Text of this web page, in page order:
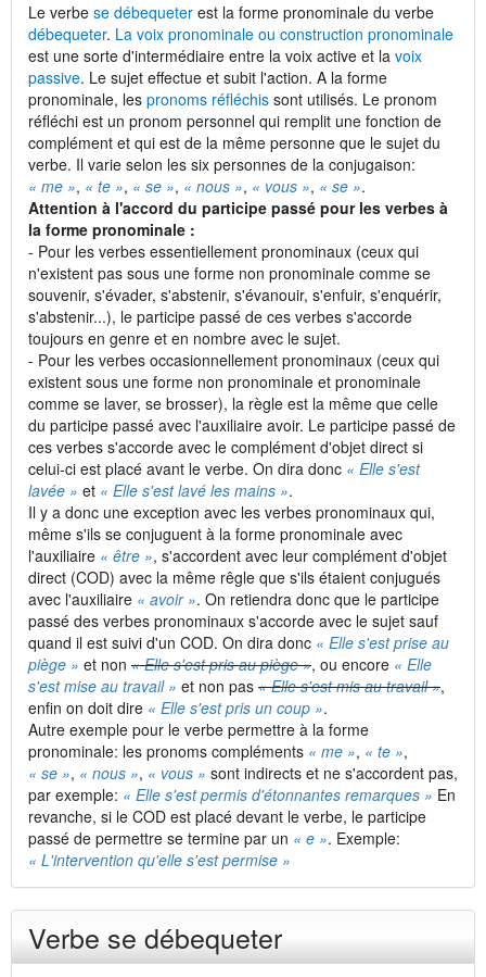
Le verbe se débequeter est la forme pronominale du verbe
débequeter. La voix pronominale ou construction pronominale
est une sorte d'intermédiaire entre la voix active et la voix
passive. Le sujet effectue et subit l'action. A la forme
pronominale, les pronoms réfléchis sont utilisés. Le pronom
réfléchi est un pronom personnel qui remplit une fonction de
complément et qui est de la même personne que le sujet du
verbe. Il varie selon les six personnes de la conjugaison:
« me », « te », « se », « nous », « vous », « se ».
Attention à l'accord du participe passé pour les verbes à
la forme pronominale :
- Pour les verbes essentiellement pronominaux (ceux qui
n'existent pas sous une forme non pronominale comme se
souvenir, s'évader, s'abstenir, s'évanouir, s'enfuir, s'enquérir,
s'abstenir...), le participe passé de ces verbes s'accorde
toujours en genre et en nombre avec le sujet.
- Pour les verbes occasionnellement pronominaux (ceux qui
existent sous une forme non pronominale et pronominale
comme se laver, se brosser), la règle est la même que celle
du participe passé avec l'auxiliaire avoir. Le participe passé de
ces verbes s'accorde avec le complément d'objet direct si
celui-ci est placé avant le verbe. On dira donc « Elle s'est
lavée » et « Elle s'est lavé les mains ».
Il y a donc une exception avec les verbes pronominaux qui,
même s'ils se conjuguent à la forme pronominale avec
l'auxiliaire « être », s'accordent avec leur complément d'objet
direct (COD) avec la même rêgle que s'ils étaient conjugués
avec l'auxiliaire « avoir ». On retiendra donc que le participe
passé des verbes pronominaux s'accorde avec le sujet sauf
quand il est suivi d'un COD. On dira donc « Elle s'est prise au
piège » et non « Elle s'est pris au piège », ou encore « Elle
s'est mise au travail » et non pas « Elle s'est mis au travail »,
enfin on doit dire « Elle s'est pris un coup ».
Autre exemple pour le verbe permettre à la forme
pronominale: les pronoms compléments « me », « te »,
« se », « nous », « vous » sont indirects et ne s'accordent pas,
par exemple: « Elle s'est permis d'étonnantes remarques » En
revanche, si le COD est placé devant le verbe, le participe
passé de permettre se termine par un « e ». Exemple:
« L'intervention qu'elle s'est permise »
Verbe se débequeter